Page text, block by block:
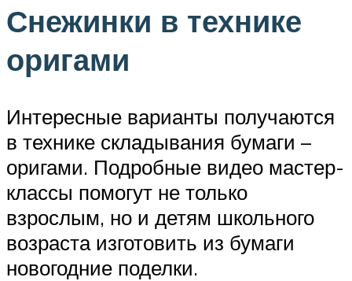
Снежинки в технике
оригами
Интересные варианты получаются
в технике складывания бумаги –
оригами. Подробные видео мастер-
классы помогут не только
взрослым, но и детям школьного
возраста изготовить из бумаги
новогодние поделки.